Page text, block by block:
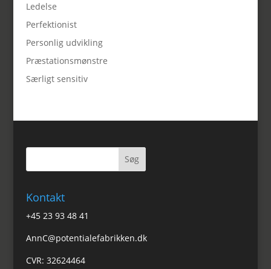
Ledelse
Perfektionist
Personlig udvikling
Præstationsmønstre
Særligt sensitiv
Kontakt
+45 23 93 48 41
AnnC@potentialefabrikken.dk
CVR: 32624464